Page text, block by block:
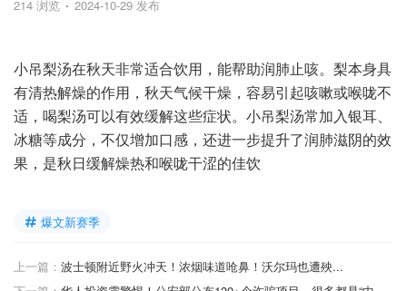
214 浏览 2024-10-29 发布
小吊梨汤在秋天非常适合饮用，能帮助润肺止咳。梨本身具
有清热解燥的作用，秋天气候干燥，容易引起咳嗽或喉咙不
适，喝梨汤可以有效缓解这些症状。小吊梨汤常加入银耳、
冰糖等成分，不仅增加口感，还进一步提升了润肺滋阴的效
果，是秋日缓解燥热和喉咙干涩的佳饮
爆文新赛季
上一篇： 波士顿附近野火冲天！浓烟味道呛鼻！沃尔玛也遭殃...